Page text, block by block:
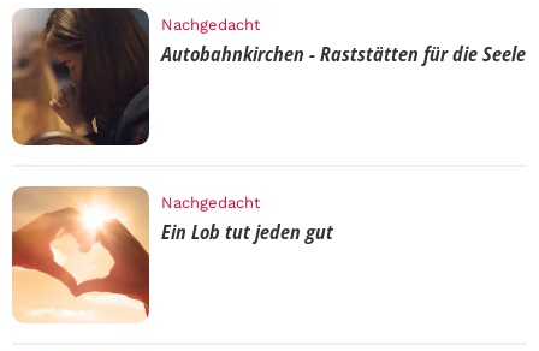
Nachgedacht
Autobahnkirchen - Raststätten für die Seele
Nachgedacht
Ein Lob tut jeden gut